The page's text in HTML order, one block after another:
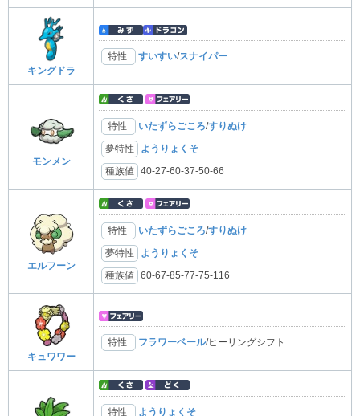
キングドラ
特性 すいすい/スナイパー
モンメン
特性 いたずらごころ/すりぬけ
夢特性 ようりょくそ
種族値 40-27-60-37-50-66
エルフーン
特性 いたずらごころ/すりぬけ
夢特性 ようりょくそ
種族値 60-67-85-77-75-116
キュワワー
特性 フラワーベール/ヒーリングシフト
特性 ようりょくそ